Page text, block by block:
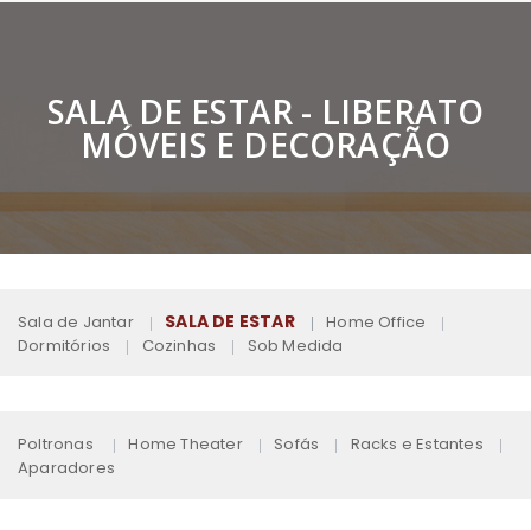
SALA DE ESTAR - LIBERATO
MÓVEIS E DECORAÇÃO
Sala de Jantar SALA DE ESTAR
Home Office
Dormitórios
Cozinhas Sob Medida
Poltronas Home Theater Sofás
Racks e Estantes
Aparadores